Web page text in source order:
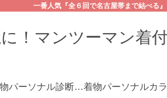
一番人気『全６回で名古屋帯まで結べる
！マンツーマン着
☆着物パーソナル診断コース